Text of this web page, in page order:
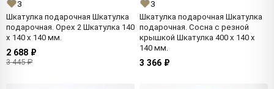
3
Шкатулка подарочная Шкатулка
подарочная. Орех 2 Шкатулка 140
x 140 x 140 мм.
2 688 ₽
3 445 ₽
3
Шкатулка подарочная Шкатулка
подарочная. Сосна с резной
крышкой Шкатулка 400 x 140 x
140 мм.
3 366 ₽